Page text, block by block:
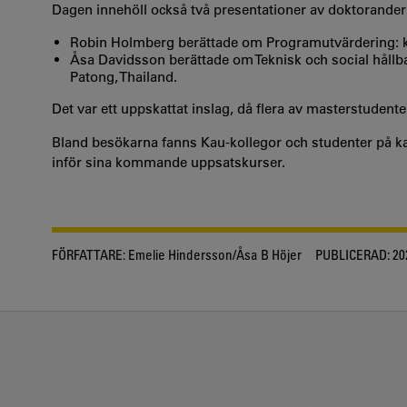
Dagen innehöll också två presentationer av
Robin Holmberg berättade om Programutvärdering:
Åsa Davidsson berättade om Teknisk och social
Patong, Thailand.
Det var ett uppskattat inslag, då flera av
Bland besökarna fanns Kau-kollegor och studenter på
inför sina kommande uppsatskurser.
FÖRFATTARE: Emelie Hindersson/Åsa B Höjer PUBLICERAD: